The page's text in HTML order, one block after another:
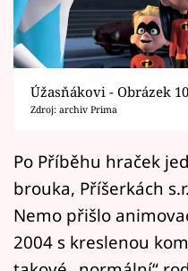
Horoskopy
Sledujte prima+
Filmový festival
Mámy sobě
Přihlášení
Úžasňákovi - Obrázek 10
Zdroj: archiv Prima
Po Příběhu hraček
brouka, Příšerkách
Nemo přišlo
2004 s kreslenou